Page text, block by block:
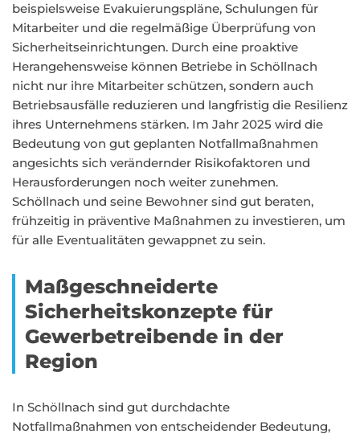
beispielsweise Evakuierungspläne, Schulungen für
Mitarbeiter und die regelmäßige Überprüfung von
Sicherheitseinrichtungen. Durch eine proaktive
Herangehensweise können Betriebe in Schöllnach
nicht nur ihre Mitarbeiter schützen, sondern auch
Betriebsausfälle reduzieren und langfristig die Resilienz
ihres Unternehmens stärken. Im Jahr 2025 wird die
Bedeutung von gut geplanten Notfallmaßnahmen
angesichts sich verändernder Risikofaktoren und
Herausforderungen noch weiter zunehmen.
Schöllnach und seine Bewohner sind gut beraten,
frühzeitig in präventive Maßnahmen zu investieren, um
für alle Eventualitäten gewappnet zu sein.
Maßgeschneiderte
Sicherheitskonzepte für
Gewerbetreibende in der
Region
In Schöllnach sind gut durchdachte
Notfallmaßnahmen von entscheidender Bedeutung,